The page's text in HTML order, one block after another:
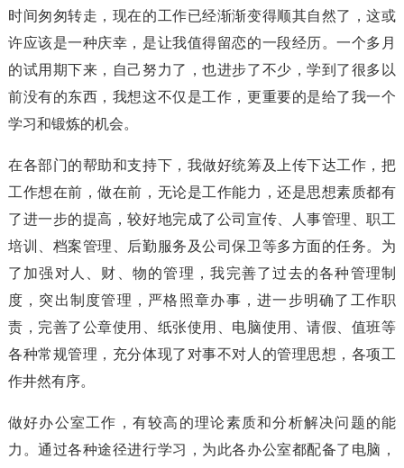
时间匆匆转走，现在的工作已经渐渐变得顺其自然了，这或
许应该是一种庆幸，是让我值得留恋的一段经历。一个多月
的试用期下来，自己努力了，也进步了不少，学到了很多以
前没有的东西，我想这不仅是工作，更重要的是给了我一个
学习和锻炼的机会。
在各部门的帮助和支持下，我做好统筹及上传下达工作，把
工作想在前，做在前，无论是工作能力，还是思想素质都有
了进一步的提高，较好地完成了公司宣传、人事管理、职工
培训、档案管理、后勤服务及公司保卫等多方面的任务。为
了加强对人、财、物的管理，我完善了过去的各种管理制
度，突出制度管理，严格照章办事，进一步明确了工作职
责，完善了公章使用、纸张使用、电脑使用、请假、值班等
各种常规管理，充分体现了对事不对人的管理思想，各项工
作井然有序。
做好办公室工作，有较高的理论素质和分析解决问题的能
力。通过各种途径进行学习，为此各办公室都配备了电脑，